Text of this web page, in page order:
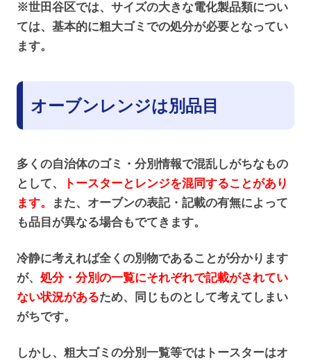
※世田谷区では、サイズの大きな電化製品類につい
ては、基本的に粗大ゴミでの処分が必要となってい
ます。
オーブンレンジは別品目
多くの自治体のゴミ・分別情報で混乱しがちなもの
として、
トースターとレンジを混同することがあり
ます。
また、オーブンの表記・記載の有無によって
も品目が異なる場合もでてきます。
冷静に考えれば全くの別物であることが分かります
が、 処分・分別の一覧にそれぞれで記載がされてい
ない状況があるため、同じものとして考えてしまい
がちです。
しかし、粗大ゴミの分別一覧等ではトースターはオ